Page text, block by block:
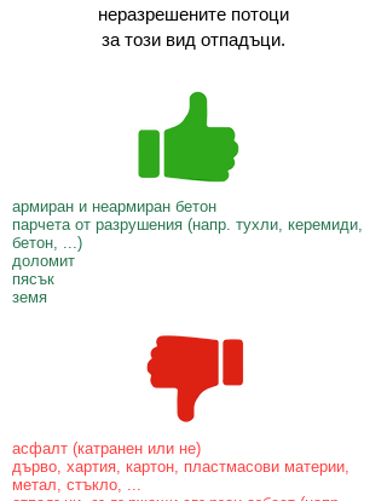
неразрешените потоци
за този вид отпадъци.
армиран и неармиран бетон
парчета от разрушения (напр. тухли, керемиди,
бетон, ...)
доломит
пясък
земя
асфалт (катранен или не)
дърво, хартия, картон, пластмасови материи,
метал, стъкло, ...